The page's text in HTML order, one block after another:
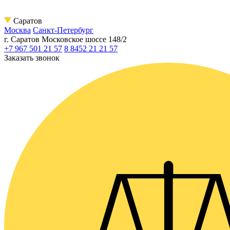
Саратов
Москва Санкт-Петербург
г. Саратов Московское шоссе 148/2
+7 967 501 21 57 8 8452 21 21 57
Заказать звонок